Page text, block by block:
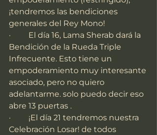
¡tendremos las bendiciones
generales del Rey Mono!
·         El día 16, Lama Sherab dará la
Bendición de la Rueda Triple
Infrecuente. Esto tiene un
empoderamiento muy interesante
asociado, pero no quiero
adelantarme. solo puedo decir eso
abre 13 puertas .
·         ¡El día 21 tendremos nuestra
Celebración Losar! de todos